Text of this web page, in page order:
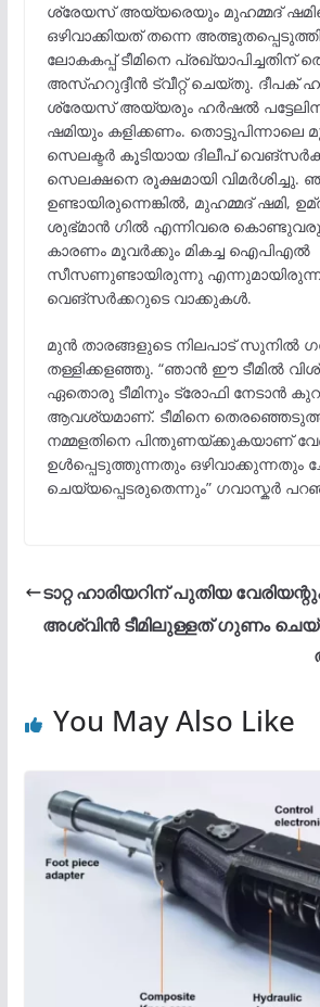
ശ്രേയസ് അയ്യരെയും മുഹമ്മദ്
ഒഴിവാക്കിയത് തന്നെ
ലോകകപ്പ് ടീമിനെ പ്രഖ്യാപിച്ചതിന്
അസ്ഹറുദ്ദീൻ ട്വീറ്റ് ചെയ്തു. ദീപക്
ശ്രേയസ് അയ്യരും ഹർഷൽ
ഷമിയും കളിക്കണം. തൊട്ടുപിന്നാലെ
സെലക്ടർ കൂടിയായ ദിലീപ്
സെലക്ഷനെ രൂക്ഷമായി വിമർശിച്ചു.
ഉണ്ടായിരുന്നെങ്കിൽ, മുഹമ്മദ് ഷമി,
ശുഭ്മാൻ ഗിൽ എന്നിവരെ
കാരണം മൂവർക്കും മികച്ച ഐപിഎല്‍
സീസണുണ്ടായിരുന്നു
വെങ്സർക്കറുടെ വാക്കുകള്‍.
മുൻ താരങ്ങളുടെ നിലപാട് സുനിൽ
തള്ളിക്കളഞ്ഞു. “ഞാൻ ഈ ടീമിൽ
ഏതൊരു ടീമിനും ട്രോഫി നേടാൻ
ആവശ്യമാണ്. ടീമിനെ
നമ്മളതിനെ പിന്തുണയ്ക്കുകയാണ്
ഉൾപ്പെടുത്തുന്നതും ഒഴിവാക്കുന്നതും
ചെയ്യപ്പെടരുതെന്നും” ഗവാസ്കർ
ടാറ്റ ഹാരിയറിന് പുതിയ
അശ്വിന്‍ ടീമിലുള്ളത് ഗുണം
You May Also Like